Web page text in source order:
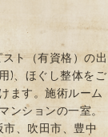
ト（有資格）の出
)、ほぐし整体をご
ます。施術ルーム
ンションの一室。
市、吹田市、豊中